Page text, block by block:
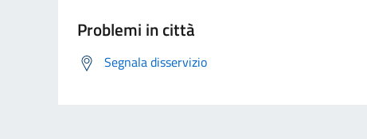
Problemi in città
Segnala disservizio